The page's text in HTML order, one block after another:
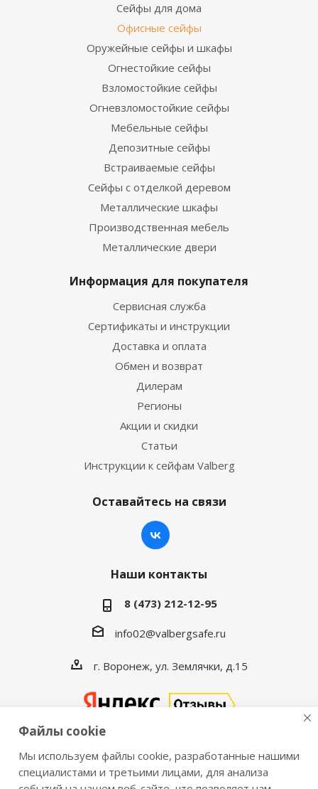
Сейфы для дома
Офисные сейфы
Оружейные сейфы и шкафы
Огнестойкие сейфы
Взломостойкие сейфы
Огневзломостойкие сейфы
Мебельные сейфы
Депозитные сейфы
Встраиваемые сейфы
Сейфы с отделкой деревом
Металлические шкафы
Производственная мебель
Металлические двери
Информация для покупателя
Сервисная служба
Сертификаты и инструкции
Доставка и оплата
Обмен и возврат
Дилерам
Регионы
Акции и скидки
Статьи
Инструкции к сейфам Valberg
Оставайтесь на связи
Наши контакты
8 (473) 212-12-95
info02@valbergsafe.ru
г. Воронеж, ул. Землячки, д.15
2016-2026 © VALBERGSAFE.RU — Интернет-магазин
Файлы cookie
Мы используем файлы cookie, разработанные нашими
специалистами и третьими лицами, для анализа